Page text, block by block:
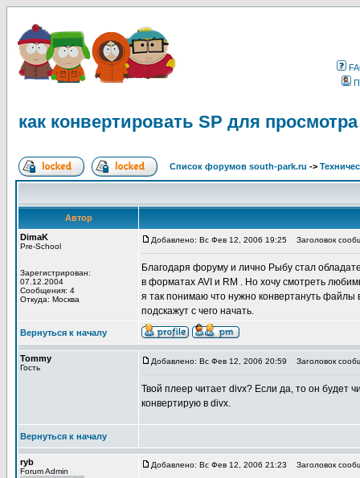
как конвертировать SP для
Список форумов south-park.ru ->
Автор
DimaK
Pre-School
Зарегистрирован:
07.12.2004
Сообщения: 4
Откуда: Москва
Добавлено: Вс Фев 12, 2006 19:25 Заголовок
Благодаря форуму и лично Рыбу стал
в форматах AVI и RM . Но хочу смотреть
я так понимаю что нужно конвертануть
подскажут с чего начать.
Вернуться к началу
Tommy
Гость
Добавлено: Вс Фев 12, 2006 20:59 Заголовок
Твой плеер читает divx? Если да, то он будет
конвертирую в divx.
Вернуться к началу
ryb
Forum Admin
Добавлено: Вс Фев 12, 2006 21:23 Заголовок